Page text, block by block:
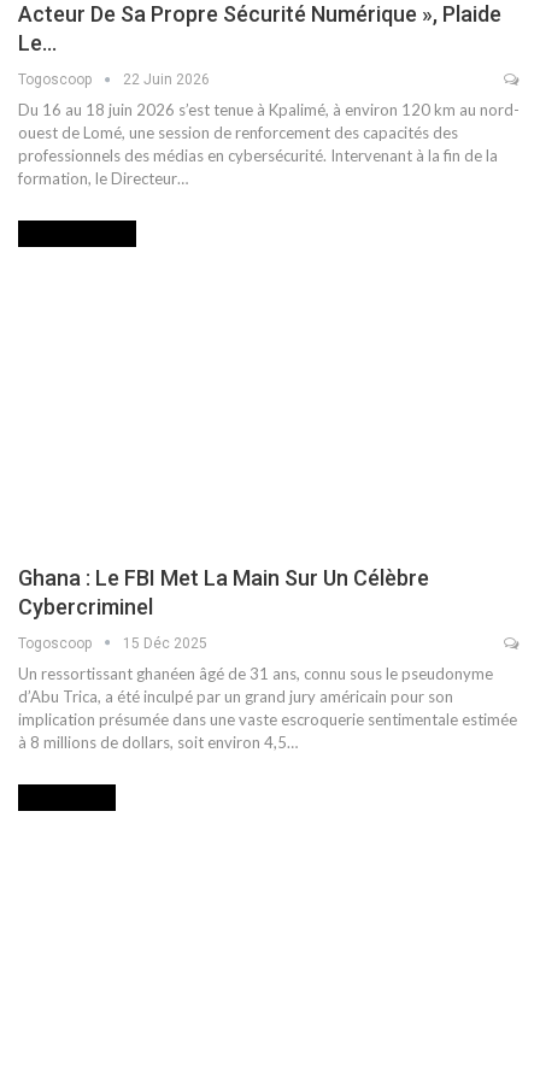
Acteur De Sa Propre Sécurité Numérique », Plaide
Le…
Togoscoop 22 Juin 2026
Du 16 au 18 juin 2026 s’est tenue à Kpalimé, à environ 120 km au nord-
ouest de Lomé, une session de renforcement des capacités des
professionnels des médias en cybersécurité. Intervenant à la fin de la
formation, le Directeur…
Ghana : Le FBI Met La Main Sur Un Célèbre
Cybercriminel
Togoscoop 15 Déc 2025
Un ressortissant ghanéen âgé de 31 ans, connu sous le pseudonyme
d’Abu Trica, a été inculpé par un grand jury américain pour son
implication présumée dans une vaste escroquerie sentimentale estimée
à 8 millions de dollars, soit environ 4,5…